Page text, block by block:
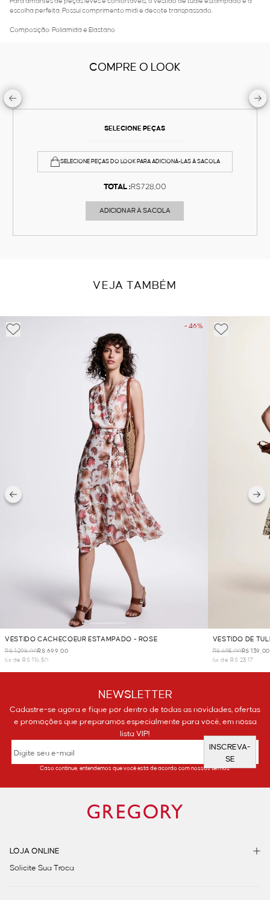
escolha perfeita. Possui comprimento midi e decote transpassado.
Composição: Poliamida e Elastano
COMPRE O LOOK
SELECIONE PEÇAS
SELECIONE PEÇAS DO LOOK PARA ADICIONÁ-LAS À SACOLA
TOTAL :R$728,00
ADICIONAR À SACOLA
VEJA TAMBÉM
- 46%
VESTIDO CACHECOEUR ESTAMPADO - ROSE
R$ 1.298,00R$ 699,00
6x de R$ 116,50
VESTIDO DE
R$ 695,00R$ 139,00
6x de R$ 23,17
NEWSLETTER
Cadastre-se agora e fique por dentro de todas as novidades, ofertas
e promoções que preparamos especialmente para você, em nossa
lista VIP!
INSCREVA-
SE
Caso continue, entendemos que você está de acordo com nossos termos.
LOJA ONLINE
Solicite Sua Troca